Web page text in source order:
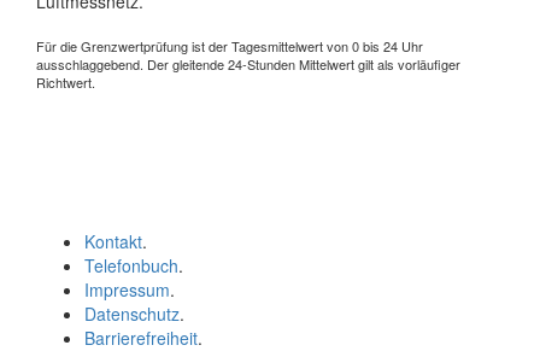
Für die Grenzwertprüfung ist der Tagesmittelwert von 0 bis 24 Uhr
ausschlaggebend. Der gleitende 24-Stunden Mittelwert gilt als vorläufiger
Richtwert.
Kontakt.
Telefonbuch.
Impressum.
Datenschutz.
Barrierefreiheit.